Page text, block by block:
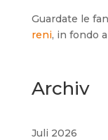
Guardate le
reni, in fondo
Archiv
Juli 2026